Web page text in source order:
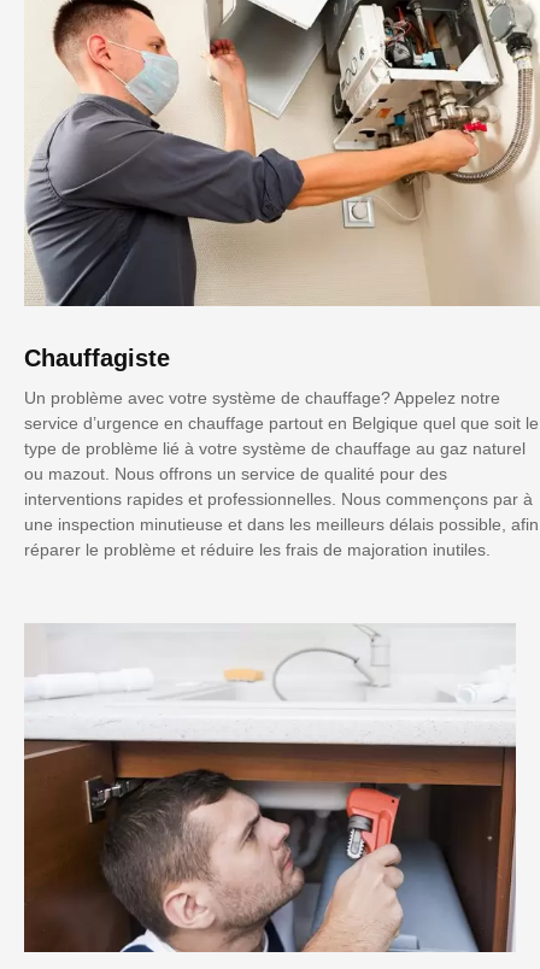
Chauffagiste
Un problème avec votre système de chauffage? Appelez notre
service d’urgence en chauffage partout en Belgique quel que soit le
type de problème lié à votre système de chauffage au gaz naturel
ou mazout. Nous offrons un service de qualité pour des
interventions rapides et professionnelles. Nous commençons par à
une inspection minutieuse et dans les meilleurs délais possible, afin
réparer le problème et réduire les frais de majoration inutiles.